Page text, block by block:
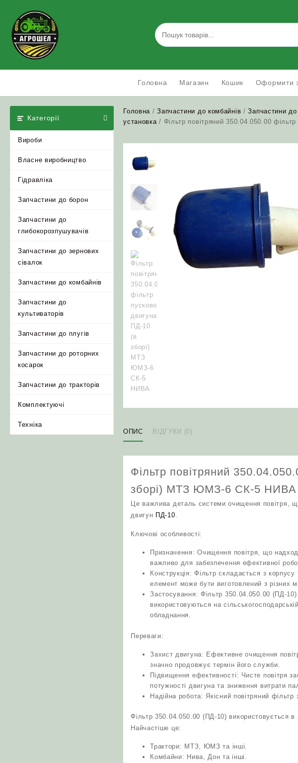
content
Головна Магазин Кошик Оформити
Категорії
Вироби
Власне виробництво
Гідравліка
Запчастини до борон
Запчастини до
глибокорозпушувачів
Запчастини до зернових
сівалок
Запчастини до комбайнів
Запчастини до
культиваторів
Запчастини до плугів
Запчастини до роторних
косарок
Запчастини до тракторів
Комплектуючі
Техніка
Головна /Запчастини до комбайнів /Запчастини
установка/ Фільтр повітряний 350.04.050.00
ОПИС ВІДГУКИ (0)
Фільтр повітряний
зборі) МТЗ ЮМЗ-6 СК-5 НИВА
Це важлива деталь системи очищення повітря,
двигун ПД-10.
Ключові особливості:
Призначення: Очищення повітря, що
важливо для забезпечення ефективної
Конструкція: Фільтр складається з
елемент може бути виготовлений з різних
Застосування: Фільтр 350.04.050.00 (ПД-
використовуються на
обладнання.
Переваги:
Захист двигуна: Ефективне очищення
значно продовжує термін його служби.
Підвищення ефективності: Чисте повітря
потужності двигуна та зниження витрати
Надійна робота: Якісний повітряний фільтр
Фільтр 350.04.050.00 (ПД-10) використовується
Найчастіше це:
Трактори: МТЗ, ЮМЗ та інші.
Комбайни: Нива, Дон та інші.